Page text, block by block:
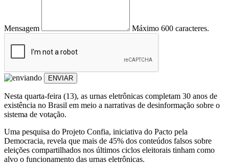
Mensagem Máximo 600 caracteres.
ENVIAR
Nesta quarta-feira (13), as urnas eletrônicas completam 30 anos de
existência no Brasil em meio a narrativas de desinformação sobre o
sistema de votação.
Uma pesquisa do Projeto Confia, iniciativa do Pacto pela
Democracia, revela que mais de 45% dos conteúdos falsos sobre
eleições compartilhados nos últimos ciclos eleitorais tinham como
alvo o funcionamento das urnas eletrônicas.